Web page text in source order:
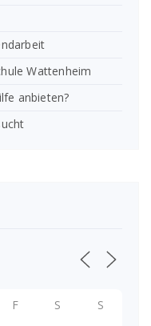
Wattenheim
anbieten?
F S S